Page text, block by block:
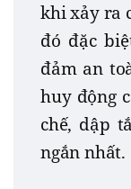
khi xảy ra
đó đặc
đảm an
huy động
chế, dập
ngắn nhất.